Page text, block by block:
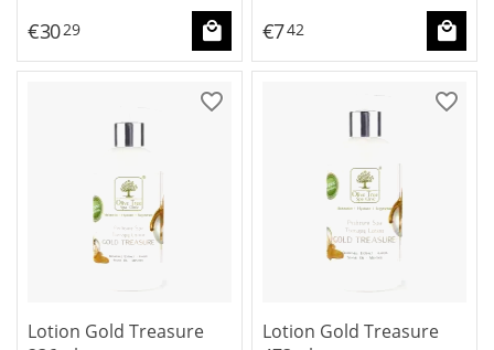
€3029 €742
Lotion Gold Treasure
Lotion Gold Treasure